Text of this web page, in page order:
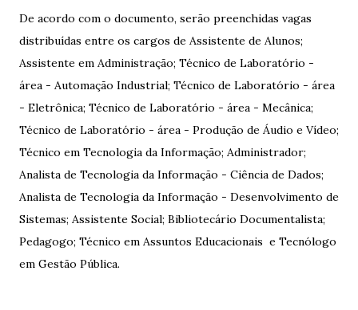
De acordo com o documento, serão preenchidas vagas
distribuídas entre os cargos de Assistente de Alunos;
Assistente em Administração; Técnico de Laboratório -
área - Automação Industrial; Técnico de Laboratório - área
- Eletrônica; Técnico de Laboratório - área - Mecânica;
Técnico de Laboratório - área - Produção de Áudio e Vídeo;
Técnico em Tecnologia da Informação; Administrador;
Analista de Tecnologia da Informação - Ciência de Dados;
Analista de Tecnologia da Informação - Desenvolvimento de
Sistemas; Assistente Social; Bibliotecário Documentalista;
Pedagogo; Técnico em Assuntos Educacionais e Tecnólogo
em Gestão Pública.